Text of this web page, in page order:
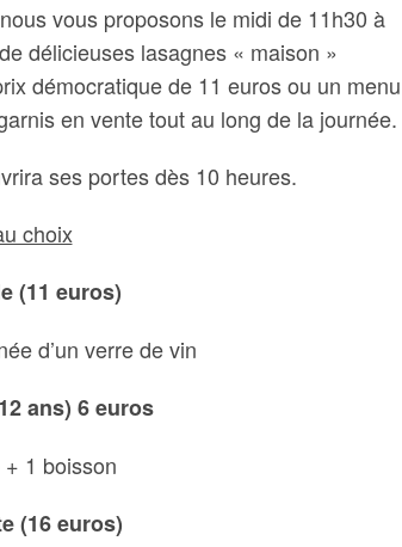
vous proposons le midi de 11h30 à
délicieuses lasagnes « maison »
démocratique de 11 euros ou un menu
en vente tout au long de la journée.
ses portes dès 10 heures.
choix
(11 euros)
d’un verre de vin
ans) 6 euros
1 boisson
(16 euros)